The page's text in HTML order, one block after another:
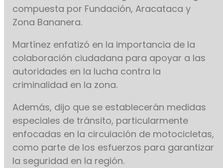
compuesta por Fundación, Aracataca y
Zona Bananera.
Martínez enfatizó en la importancia de la
colaboración ciudadana para apoyar a las
autoridades en la lucha contra la
criminalidad en la zona.
Además, dijo que se establecerán medidas
especiales de tránsito, particularmente
enfocadas en la circulación de motocicletas,
como parte de los esfuerzos para garantizar
la seguridad en la región.